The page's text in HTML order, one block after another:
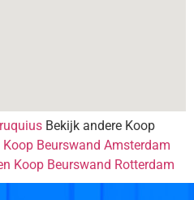
Bekijk andere Koop
Koop Beurswand Amsterdam
Koop Beurswand Rotterdam